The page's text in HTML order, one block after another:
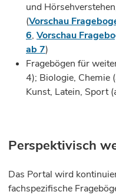
und
(Vorschau
6, Vorschau
ab 7)
Fragebögen für
4); Biologie, Chemie
Kunst, Latein, Sport
Perspektivisch
Das Portal wird
fachspezifische